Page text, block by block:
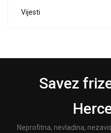
Vijesti
Savez
Neprofitna, nevladina,